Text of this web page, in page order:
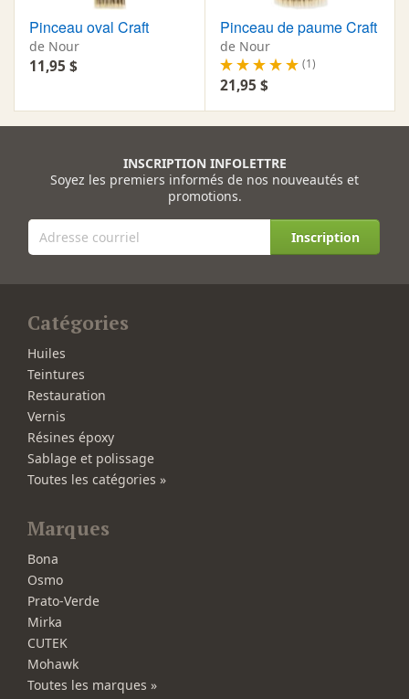
Pinceau oval Craft
de Nour
11,95 $
Pinceau de paume Craft
de Nour
(1)
21,95 $
INSCRIPTION INFOLETTRE
Soyez les premiers informés de nos nouveautés et
promotions.
Inscription
Catégories
Huiles
Teintures
Restauration
Vernis
Résines époxy
Sablage et polissage
Toutes les catégories »
Marques
Bona
Osmo
Prato-Verde
Mirka
CUTEK
Mohawk
Toutes les marques »